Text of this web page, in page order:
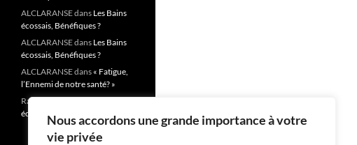
Nous accordons une grande importance à votre
vie privée
ALCLARANSEdans Les Bains
écossais, Bénéfiques ?
ALCLARANSEdans Les Bains
écossais, Bénéfiques ?
ALCLARANSEdans « Fatigue,
l’Ennemi de notre santé? »
Rai josiane
écossais, Bénéfiques ?